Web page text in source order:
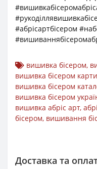
#абрісартбісером
вишивка бісером,
вишивка бісером
вишивка бісером
вишивка бісером
вишивка абріс арт,
бісером, вишивання
Доставка та